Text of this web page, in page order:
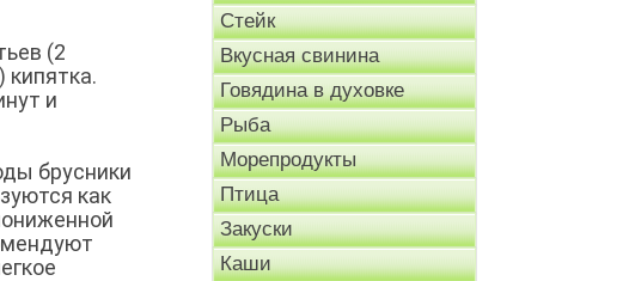
(2
и
брусники
как
Стейк
Вкусная свинина
Говядина в духовке
Рыба
Морепродукты
Птица
Закуски
Каши